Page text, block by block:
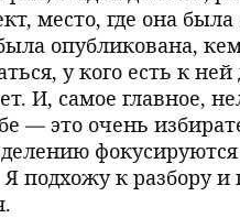
место, где она была
опубликована,
у кого есть к ней
И, самое главное,
— это очень
подхожу к разбору и